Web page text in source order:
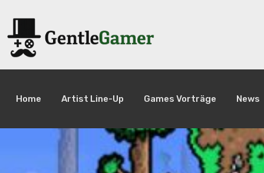
Home Artist Line-Up Games Vorträge News